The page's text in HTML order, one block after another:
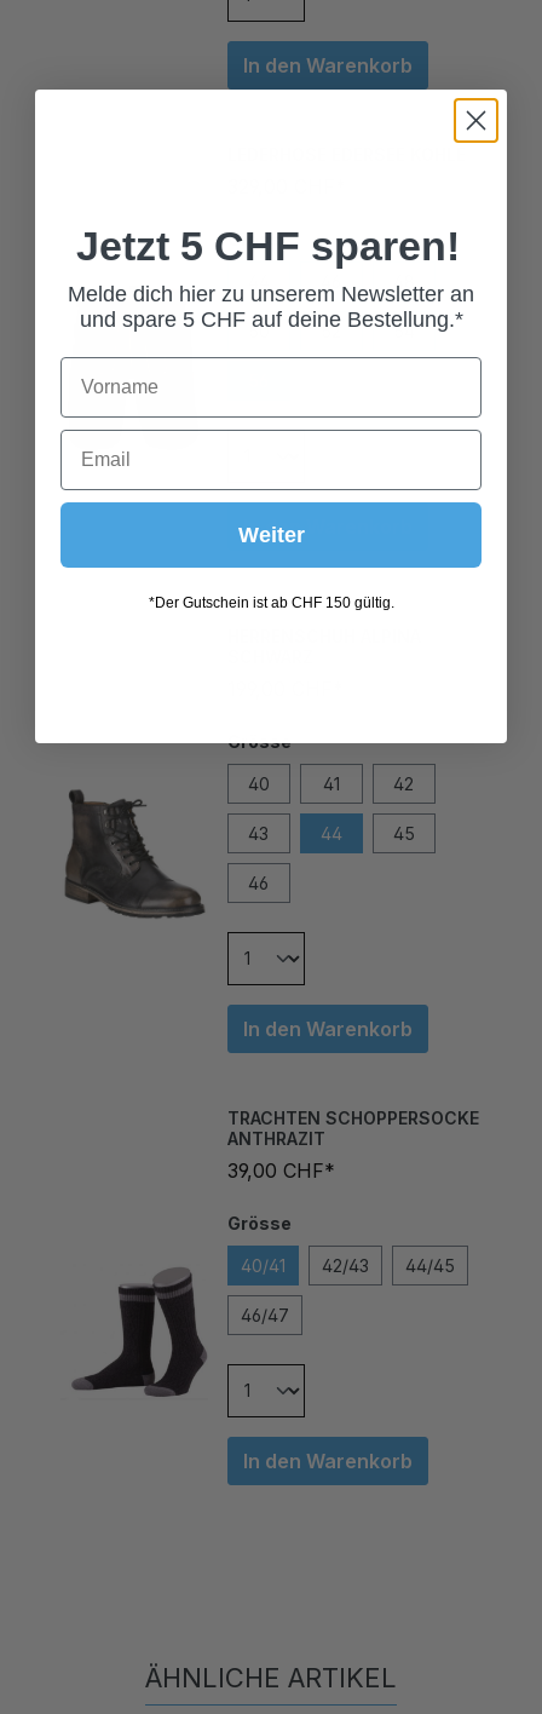
In den Warenkorb
44 46 48
50 52 54
56 58 60
In den Warenkorb
HERRENSCHUH ALPINA
43 44 45
46
In den Warenkorb
ANTHRAZIT
39,00 CHF*
46/47
In den Warenkorb
Produktgalerie überspringen
Jetzt 5 CHF sparen!
Melde dich hier zu unserem Newsletter an
und spare 5 CHF auf deine Bestellung.*
Weiter
*Der Gutschein ist ab CHF 150 gültig.